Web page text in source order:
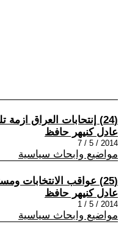
(24) إنتحابات العراق ازمة تلد اخرى
عادل كنيهر حافظ
2014 / 5 / 7
مواضيع وابحاث سياسية
(25) عواقب الانتخابات ومستقبل الدولة العراقية
عادل كنيهر حافظ
2014 / 5 / 1
مواضيع وابحاث سياسية